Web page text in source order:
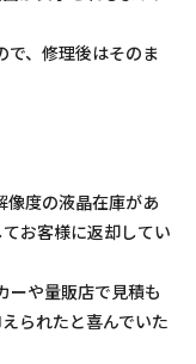
で、修理後はそのま
像度の液晶在庫があ
お客様に返却してい
ーや量販店で見積も
られたと喜んでいた